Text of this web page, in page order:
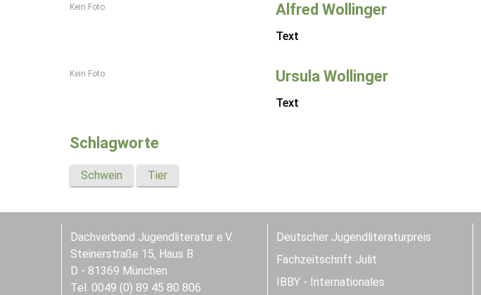
Kein Foto Alfred Wollinger
Text
Kein Foto Ursula Wollinger
Text
Schlagworte
Schwein Tier
Dachverband Jugendliteratur e.V.
Steinerstraße 15, Haus B
D - 81369 München
Tel. 0049 (0) 89 45 80 806
Deutscher Jugendliteraturpreis
Fachzeitschrift Julit
IBBY - Internationales